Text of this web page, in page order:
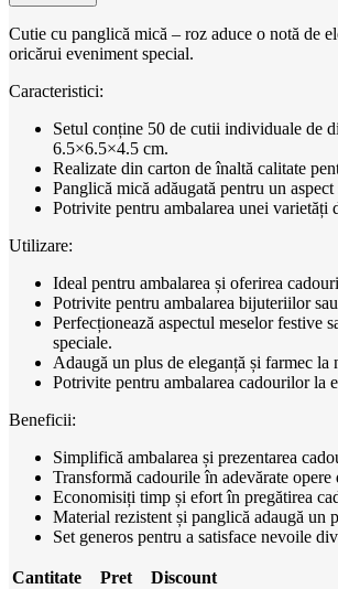
Cutie cu panglică mică – roz aduce o notă de
oricărui eveniment special.
Caracteristici:
Setul conține 50 de cutii individuale de
6.5×6.5×4.5 cm.
Realizate din carton de înaltă calitate
Panglică mică adăugată pentru un
Potrivite pentru ambalarea unei varietăți
Utilizare:
Ideal pentru ambalarea și oferirea
Potrivite pentru ambalarea bijuteriilor
Perfecționează aspectul meselor festive
speciale.
Adaugă un plus de eleganță și farmec la
Potrivite pentru ambalarea cadourilor la
Beneficii:
Simplifică ambalarea și prezentarea
Transformă cadourile în adevărate opere
Economisiți timp și efort în pregătirea
Material rezistent și panglică adaugă un
Set generos pentru a satisface nevoile
Cantitate Pret
Discount